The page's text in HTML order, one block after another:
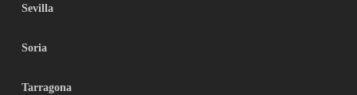
Sevilla
Soria
Tarragona